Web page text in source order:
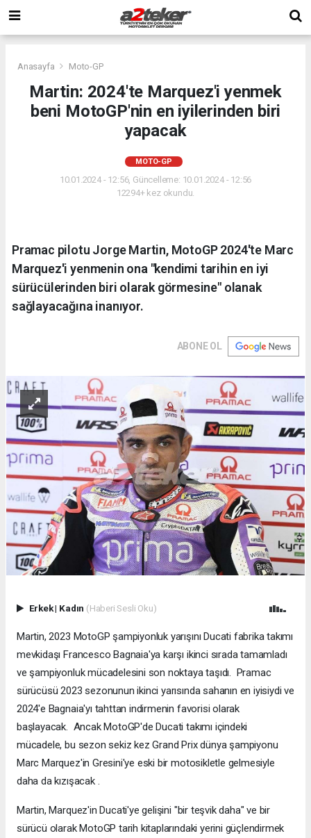
Anasayfa Moto-GP
Martin: 2024'te Marquez'i yenmek
beni MotoGP'nin en iyilerinden biri
yapacak
MOTO-GP
10.01.2024 - 12:56, Güncelleme: 10.01.2024 - 12:56
12294+ kez okundu.
Pramac pilotu Jorge Martin, MotoGP 2024'te Marc
Marquez'i yenmenin ona "kendimi tarihin en iyi
sürücülerinden biri olarak görmesine" olanak
sağlayacağına inanıyor.
ABONE OL
Erkek| Kadın (Haberi Sesli Oku)
Martin, 2023 MotoGP şampiyonluk yarışını Ducati fabrika takımı
mevkidaşı Francesco Bagnaia'ya karşı ikinci sırada tamamladı
ve şampiyonluk mücadelesini son noktaya taşıdı. Pramac
sürücüsü 2023 sezonunun ikinci yarısında sahanın en iyisiydi ve
2024'e Bagnaia'yı tahttan indirmenin favorisi olarak
başlayacak. Ancak MotoGP'de Ducati takımı içindeki
mücadele, bu sezon sekiz kez Grand Prix dünya şampiyonu
Marc Marquez'in Gresini'ye eski bir motosikletle gelmesiyle
daha da kızışacak .
Martin, Marquez'in Ducati'ye gelişini "bir teşvik daha" ve bir
sürücü olarak MotoGP tarih kitaplarındaki yerini güçlendirmek